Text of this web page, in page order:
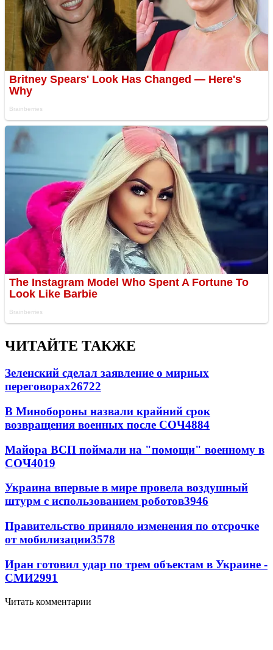
ЧИТАЙТЕ ТАКЖЕ
Зеленский сделал заявление о мирных
переговорах26722
В Минобороны назвали крайний срок
возвращения военных после СОЧ4884
Майора ВСП поймали на "помощи" военному в
СОЧ4019
Украина впервые в мире провела воздушный
штурм с использованием роботов3946
Правительство приняло изменения по отсрочке
от мобилизации3578
Иран готовил удар по трем объектам в Украине -
СМИ2991
Читать комментарии